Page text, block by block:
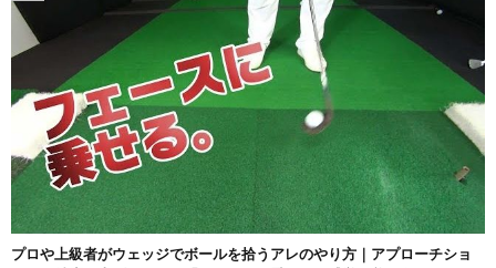
プロや上級者がウェッジでボールを拾うアレのやり方｜アプローチショ